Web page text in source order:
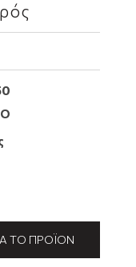
ΤΟ ΠΡΟΪΌΝ